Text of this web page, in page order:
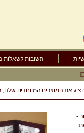
תשובות לשאלות
את המוצרים המיוחדים שלנו,
-
...